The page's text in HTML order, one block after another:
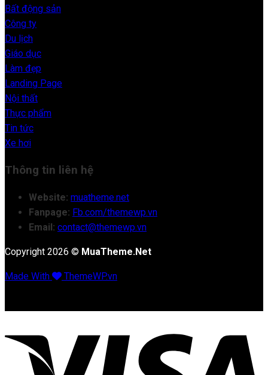
Bất động sản
Công ty
Du lịch
Giáo dục
Làm đẹp
Landing Page
Nội thất
Thực phẩm
Tin tức
Xe hơi
Thông tin liên hệ
Website: muatheme.net
Fanpage: Fb.com/themewp.vn
Email: contact@themewp.vn
Copyright 2026 © MuaTheme.Net
Made With ThemeWP.vn